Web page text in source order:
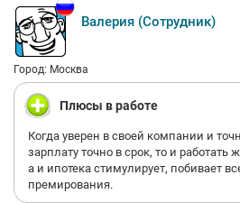
Валерия (Сотрудник)
Город: Москва
Плюсы в работе
Когда уверен в своей компании и
зарплату точно в срок, то и работать
а и ипотека стимулирует, побивает
премирования.